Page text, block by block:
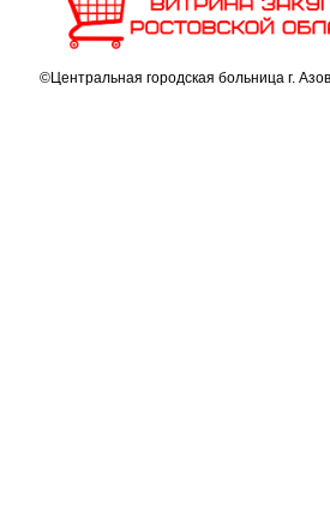
©Центральная городская больница г.